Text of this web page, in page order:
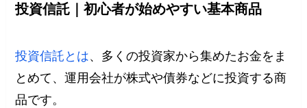
投資信託｜初心者が始めやすい基本商品
投資信託とは、多くの投資家から集めたお金をま
とめて、運用会社が株式や債券などに投資する商
品です。